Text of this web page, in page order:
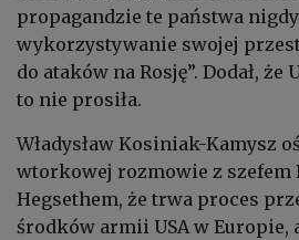
propagandzie te państwa
wykorzystywanie swojej
do ataków na Rosję”. Dodał,
to nie prosiła.
Władysław Kosiniak-Kamysz
wtorkowej rozmowie z szefem
Hegsethem, że trwa proces
środków armii USA w Europie,